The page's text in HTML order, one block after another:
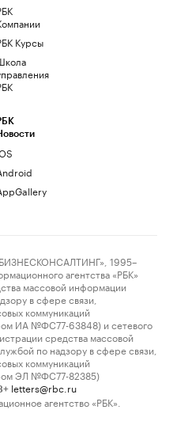
Курсы
1995–
агентства «РБК»
массовой информации
в сфере связи,
коммуникаций
ИА №ФС77-63848) и сетевого
средства массовой
по надзору в сфере связи,
коммуникаций
ЭЛ №ФС77-82385)
letters@rbc.ru
агентство «РБК».